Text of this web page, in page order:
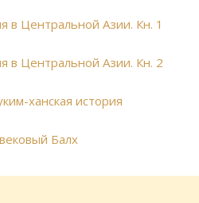
Центральной Азии. Кн. 1
Центральной Азии. Кн. 2
ханская история
Балх